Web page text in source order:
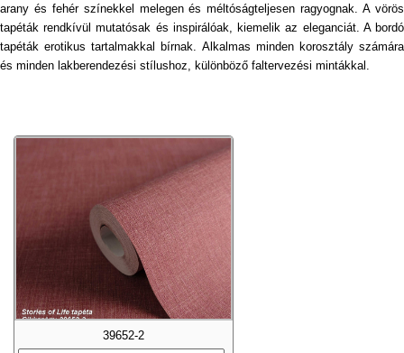
arany és fehér színekkel melegen és méltóságteljesen ragyognak. A vörös
tapéták rendkívül mutatósak és inspirálóak, kiemelik az eleganciát. A bordó
tapéták erotikus tartalmakkal bírnak. Alkalmas minden korosztály számára
és minden lakberendezési stílushoz, különböző faltervezési mintákkal.
39652-2